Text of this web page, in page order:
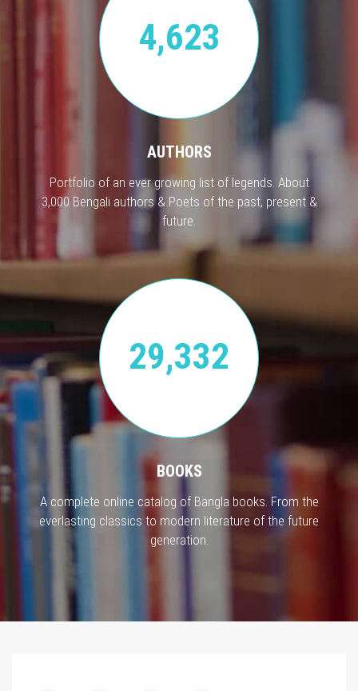
4,623
AUTHORS
Portfolio of an ever growing list of legends. About
3,000 Bengali authors & Poets of the past, present &
future.
29,332
BOOKS
A complete online catalog of Bangla books. From the
everlasting classics to modern literature of the future
generation.